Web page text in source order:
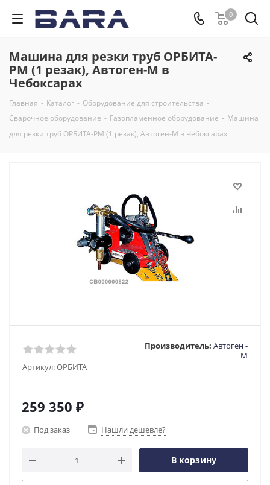
0
Машина для резки труб ОРБИТА-
РМ (1 резак), Автоген-М в
Чебоксарах
Главная - Каталог - Оборудование для строительства -
Сварочное оборудование - Газопламенное оборудование - Машина
для резки труб ОРБИТА-РМ (1 резак), Автоген-М в Чебоксарах
Артикул:ОРБИТА
Производитель: Автоген -
М
259 350 ₽
Под заказ Нашли дешевле?
В корзину